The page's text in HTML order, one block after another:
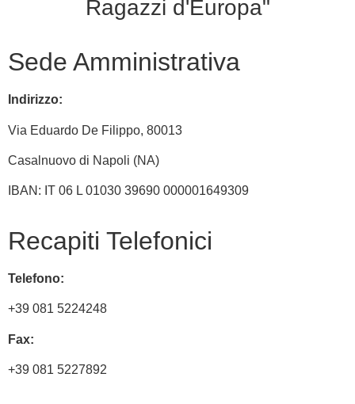
Ragazzi d'Europa"
Sede Amministrativa
Indirizzo:
Via Eduardo De Filippo, 80013
Casalnuovo di Napoli (NA)
IBAN: IT 06 L 01030 39690 000001649309
Recapiti Telefonici
Telefono:
+39 081 5224248
Fax:
+39 081 5227892